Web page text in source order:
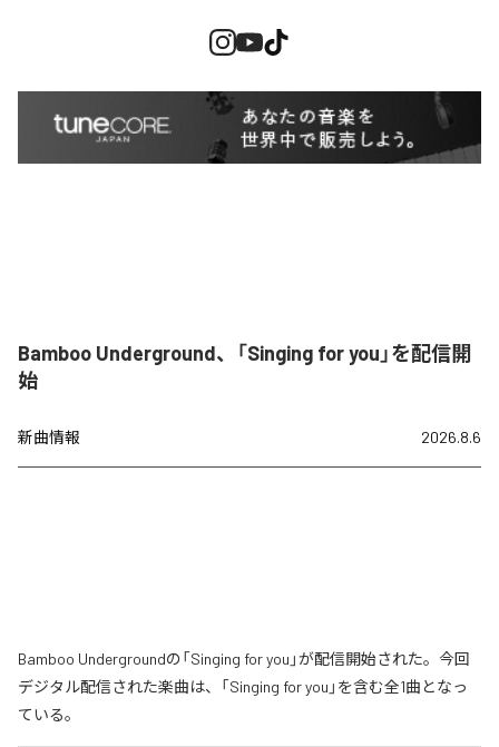
Bamboo Underground、「Singing for you」を配信開
始
新曲情報 2026.8.6
Bamboo Undergroundの「Singing for you」が配信開始された。今回
デジタル配信された楽曲は、「Singing for you」を含む全1曲となっ
ている。